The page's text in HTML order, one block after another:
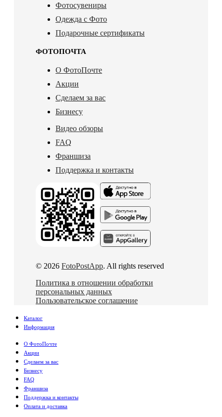
Фотосувениры
Одежда с Фото
Подарочные сертификаты
ФОТОПОЧТА
О ФотоПочте
Акции
Сделаем за вас
Бизнесу
Видео обзоры
FAQ
Франшиза
Поддержка и контакты
© 2026 FotoPostApp. All rights reserved
Политика в отношении обработки
персональных данных
Пользовательское соглашение
Каталог
Информация
О ФотоПочте
Акции
Сделаем за вас
Бизнесу
FAQ
Франшиза
Поддержка и контакты
Оплата и доставка